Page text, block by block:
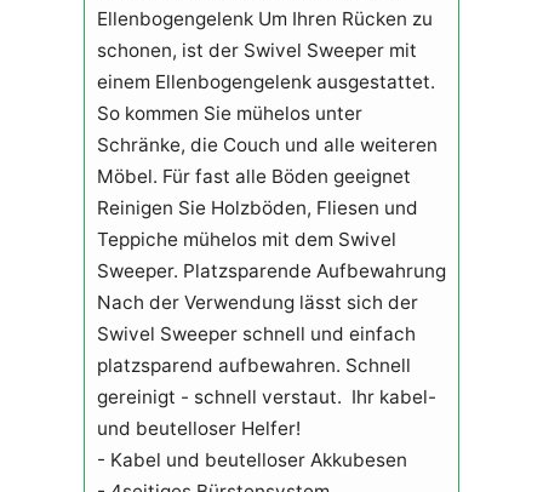
Ellenbogengelenk Um Ihren Rücken zu
schonen, ist der Swivel Sweeper mit
einem Ellenbogengelenk ausgestattet.
So kommen Sie mühelos unter
Schränke, die Couch und alle weiteren
Möbel. Für fast alle Böden geeignet
Reinigen Sie Holzböden, Fliesen und
Teppiche mühelos mit dem Swivel
Sweeper. Platzsparende Aufbewahrung
Nach der Verwendung lässt sich der
Swivel Sweeper schnell und einfach
platzsparend aufbewahren. Schnell
gereinigt - schnell verstaut. Ihr kabel-
und beutelloser Helfer!
- Kabel und beutelloser Akkubesen